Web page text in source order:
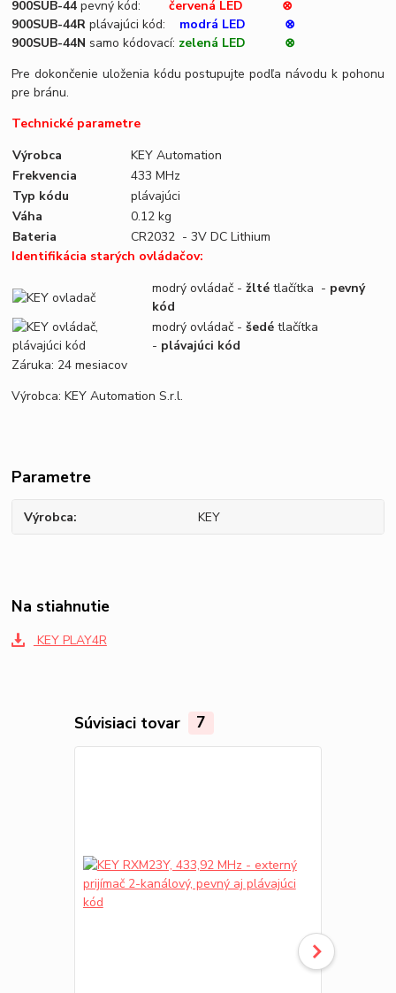
900SUB-44 pevný kód:červená LED ⊗
900SUB-44R plávajúci kód: modrá LED ⊗
900SUB-44N samo kódovací: zelená LED ⊗
Pre dokončenie uloženia kódu postupujte podľa návodu k pohonu
pre bránu.
Technické parametre
Výrobca
KEY Automation
Frekvencia
433 MHz
Typ kódu
plávajúci
Váha
0.12 kg
Bateria
CR2032 - 3V DC Lithium
Identifikácia starých ovládačov:
modrý ovládač -žlté tlačítka - pevný
kód
modrý ovládač -šedé tlačítka
- plávajúci kód
Záruka: 24 mesiacov
Výrobca: KEY Automation S.r.l.
Parametre
Výrobca KEY
Na stiahnutie
KEY PLAY4R
Súvisiaci tovar 7